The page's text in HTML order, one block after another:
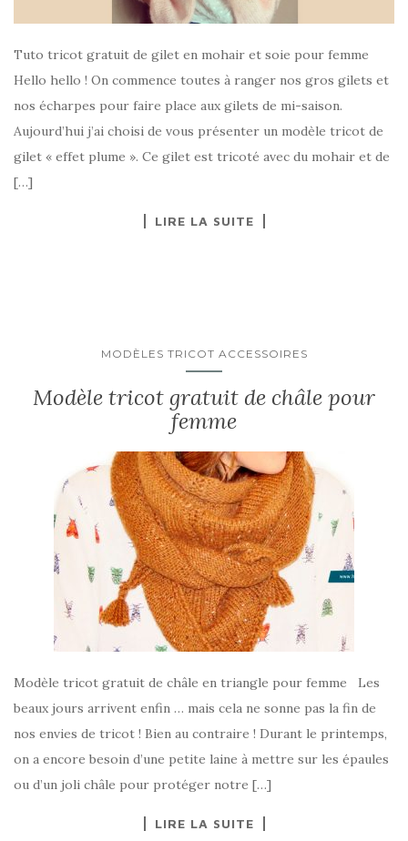
Tuto tricot gratuit de gilet en mohair et soie pour femme
Hello hello ! On commence toutes à ranger nos gros gilets et
nos écharpes pour faire place aux gilets de mi-saison.
Aujourd’hui j’ai choisi de vous présenter un modèle tricot de
gilet « effet plume ». Ce gilet est tricoté avec du mohair et de
[…]
LIRE LA SUITE
MODÈLES TRICOT ACCESSOIRES
Modèle tricot gratuit de châle pour
femme
Modèle tricot gratuit de châle en triangle pour femme Les
beaux jours arrivent enfin … mais cela ne sonne pas la fin de
nos envies de tricot ! Bien au contraire ! Durant le printemps,
on a encore besoin d’une petite laine à mettre sur les épaules
ou d’un joli châle pour protéger notre […]
LIRE LA SUITE